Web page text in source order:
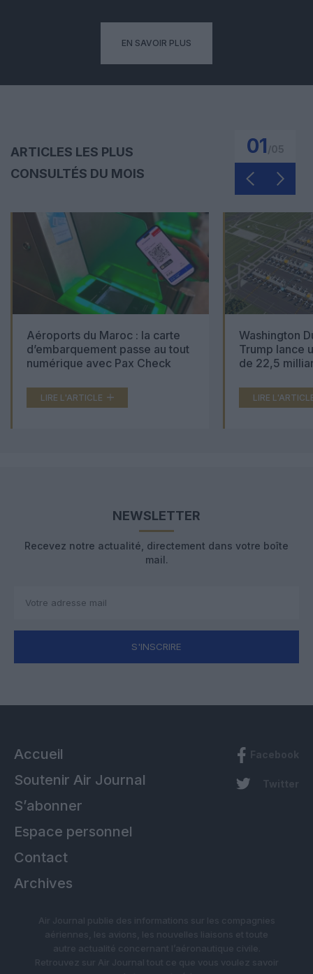
EN SAVOIR PLUS
ARTICLES LES PLUS
CONSULTÉS DU MOIS
01
Aéroports du Maroc : la carte
d’embarquement passe au tout
numérique avec Pax Check
LIRE L'ARTICLE
Washington
Trump lance
de 22,5
LIRE
NEWSLETTER
Recevez notre actualité, directement dans votre boîte
mail.
S'INSCRIRE
Accueil
Soutenir Air Journal
S’abonner
Espace personnel
Contact
Archives